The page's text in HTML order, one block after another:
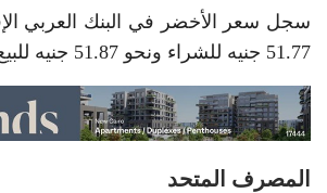
سجل سعر الأخضر في البنك العربي
51.77 جنيه للشراء ونحو 51.87 جنيه للبيع.
المصرف المتحد